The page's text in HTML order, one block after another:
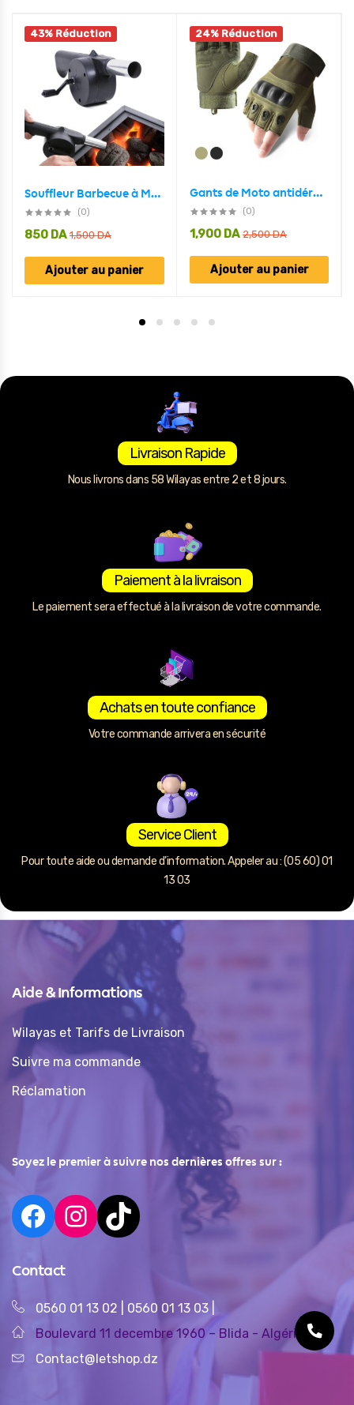
43% Réduction
Souffleur Barbecue à Main
(0)
1,500DA
850 DA
Ajouter au panier
24% Réduction
Gants de Moto antidérapants demi-doigt v2
(0)
2,500DA
1,900 DA
Ajouter au panier
Livraison Rapide
Nous livrons dans 58 Wilayas entre 2 et 8 jours.
Paiement à la livraison
Le paiement sera effectué à la livraison de votre commande.
Achats en toute confiance
Votre commande arrivera en sécurité
Service Client
Pour toute aide ou demande d’information. Appeler au : (05 60) 01
13 03
Aide & Informations
Wilayas et Tarifs de Livraison
Suivre ma commande
Réclamation
Soyez le premier à suivre nos dernières offres sur :
Contact
0560 01 13 02 0560 01 13 03
Boulevard 11 decembre 1960 – Blida - Algérie
Contact@letshop.dz